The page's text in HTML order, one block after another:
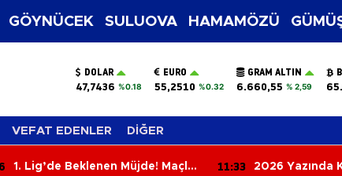
GÖYNÜCEK SULUOVA HAMAMÖZÜ
DOLAR
47,7436 %0.18
EURO
55,2510 %0.32
GRAM ALTIN
6.660,55 % 2,59
VEFAT EDENLER DİĞER
1. Lig’de Beklenen Müjde! Maçlar
11:33
2026 Yazında